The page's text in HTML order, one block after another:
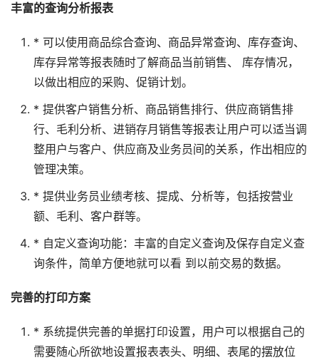
丰富的查询分析报表
* 可以使用商品综合查询、商品异常查询、库存查询、
库存异常等报表随时了解商品当前销售、 库存情况，
以做出相应的采购、促销计划。
* 提供客户销售分析、商品销售排行、供应商销售排
行、毛利分析、进销存月销售等报表让用户可以适当调
整用户与客户、供应商及业务员间的关系，作出相应的
管理决策。
* 提供业务员业绩考核、提成、分析等，包括按营业
额、毛利、客户群等。
* 自定义查询功能：丰富的自定义查询及保存自定义查
询条件，简单方便地就可以看 到以前交易的数据。
完善的打印方案
* 系统提供完善的单据打印设置，用户可以根据自己的
需要随心所欲地设置报表表头、明细、表尾的摆放位